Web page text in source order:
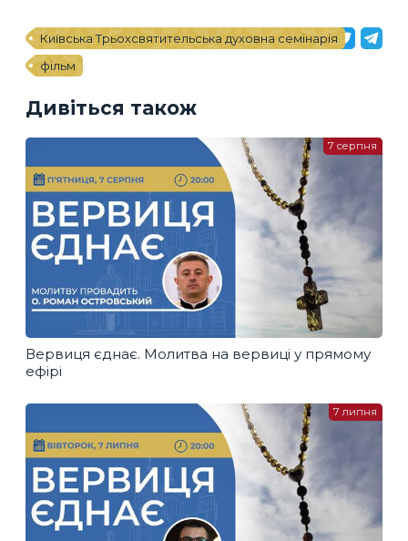
Київська Трьохсвятительська духовна семінарія
фільм
Дивіться також
Вервиця єднає. Молитва на вервиці у прямому
ефірі
7 серпня
7 липня